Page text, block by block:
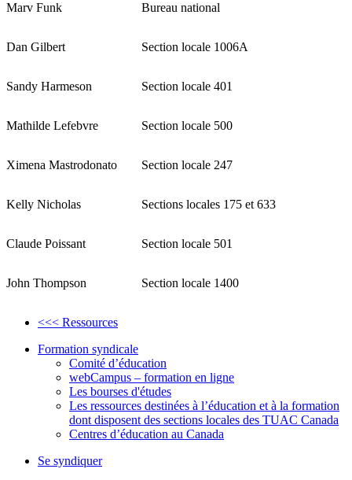
Marv Funk Bureau national
Dan Gilbert Section locale 1006A
Sandy Harmeson Section locale 401
Mathilde Lefebvre Section locale 500
Ximena Mastrodonato Section locale 247
Kelly Nicholas Sections locales 175 et 633
Claude Poissant Section locale 501
John Thompson Section locale 1400
<<< Ressources
Formation syndicale
Comité d’éducation
webCampus – formation en ligne
Les bourses d'études
Les ressources destinées à l’éducation et à la formation
dont disposent des sections locales des TUAC Canada
Centres d’éducation au Canada
Se syndiquer